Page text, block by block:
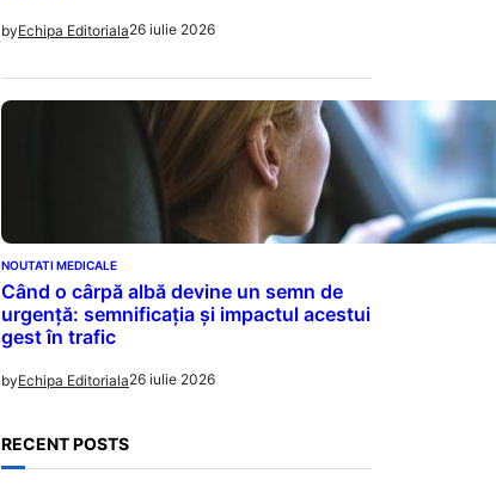
byEchipa Editoriala26 iulie 2026
NOUTATI MEDICALE
Când o cârpă albă devine un semn de
urgență: semnificația și impactul acestui
gest în trafic
byEchipa Editoriala26 iulie 2026
RECENT POSTS